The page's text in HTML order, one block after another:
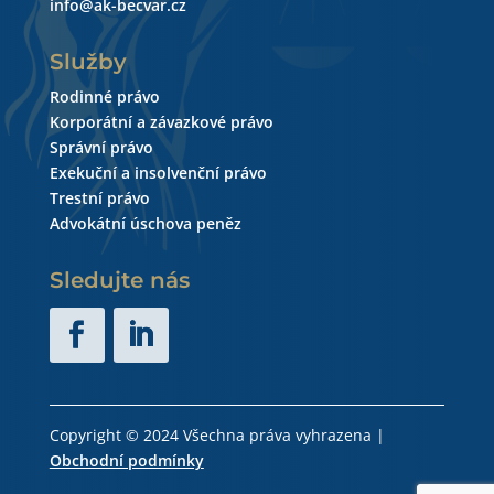
info@ak-becvar.cz
Služby
Rodinné právo
Korporátní a závazkové právo
Správní právo
Exekuční a insolvenční právo
Trestní právo
Advokátní úschova peněz
Sledujte nás
Copyright © 2024 Všechna práva vyhrazena |
Obchodní podmínky